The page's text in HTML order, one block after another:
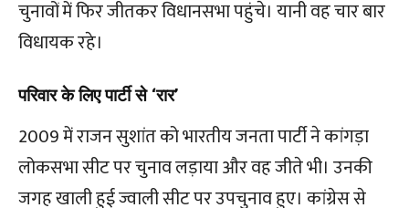
चुनावों में फिर जीतकर विधानसभा पहुंचे। यानी वह चार बार
विधायक रहे।
परिवार के लिए पार्टी से ‘रार’
2009 में राजन सुशांत को भारतीय जनता पार्टी ने कांगड़ा
लोकसभा सीट पर चुनाव लड़ाया और वह जीते भी। उनकी
जगह खाली हुई ज्वाली सीट पर उपचुनाव हुए। कांग्रेस से